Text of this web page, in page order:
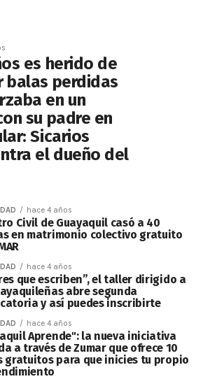
es herido de
balas perdidas
en un
su padre en
Sicarios
el dueño del
hace 4 años
Civil de Guayaquil casó a 40
en matrimonio colectivo gratuito
hace 4 años
que escriben”, el taller dirigido a
abre segunda
y así puedes inscribirte
hace 4 años
Aprende": la nueva iniciativa
a través de Zumar que ofrece 10
gratuitos para que inicies tu propio